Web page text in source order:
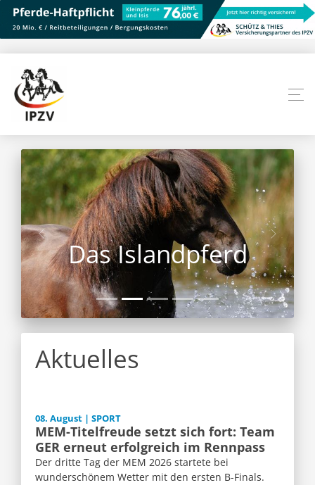
Das Islandpferd
Aktuelles
08. August | SPORT
MEM-Titelfreude setzt sich fort: Team
GER erneut erfolgreich im Rennpass
Der dritte Tag der MEM 2026 startete bei
wunderschönem Wetter mit den ersten B-Finals.